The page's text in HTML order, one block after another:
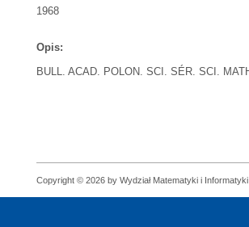
1968
Opis:
BULL. ACAD. POLON. SCI. SÉR. SCI.
Copyright © 2026 by Wydział Matematyki i